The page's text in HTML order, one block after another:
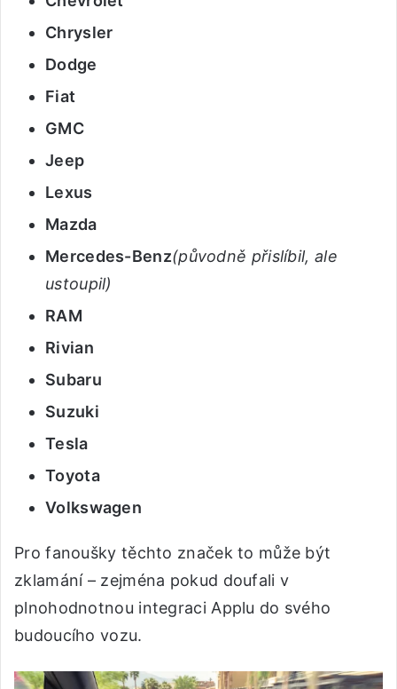
Chrysler
Dodge
Fiat
GMC
Jeep
Lexus
Mazda
Mercedes-Benz(původně přislíbil, ale
ustoupil)
RAM
Rivian
Subaru
Suzuki
Tesla
Toyota
Volkswagen
Pro fanoušky těchto značek to může být
zklamání – zejména pokud doufali v
plnohodnotnou integraci Applu do svého
budoucího vozu.